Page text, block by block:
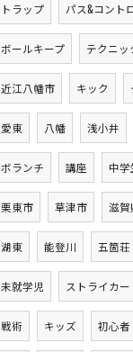
トラップ パス&コント
ボールキープ テクニッ
近江八幡市 キック
愛東 八幡 浅小井
ボランチ 講座 中学
栗東市 草津市 滋賀
湖東 能登川 五箇荘
未就学児 ストライカー
戦術 キッズ 初心者